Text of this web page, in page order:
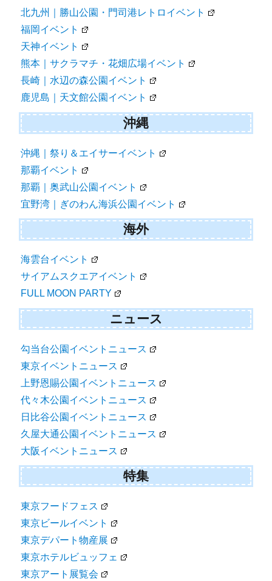
北九州｜勝山公園・門司港レトロイベント
福岡イベント
天神イベント
熊本｜サクラマチ・花畑広場イベント
長崎｜水辺の森公園イベント
鹿児島｜天文館公園イベント
沖縄
沖縄｜祭り＆エイサーイベント
那覇イベント
那覇｜奥武山公園イベント
宜野湾｜ぎのわん海浜公園イベント
海外
海雲台イベント
サイアムスクエアイベント
FULL MOON PARTY
ニュース
勾当台公園イベントニュース
東京イベントニュース
上野恩賜公園イベントニュース
代々木公園イベントニュース
日比谷公園イベントニュース
久屋大通公園イベントニュース
大阪イベントニュース
特集
東京フードフェス
東京ビールイベント
東京デパート物産展
東京ホテルビュッフェ
東京アート展覧会